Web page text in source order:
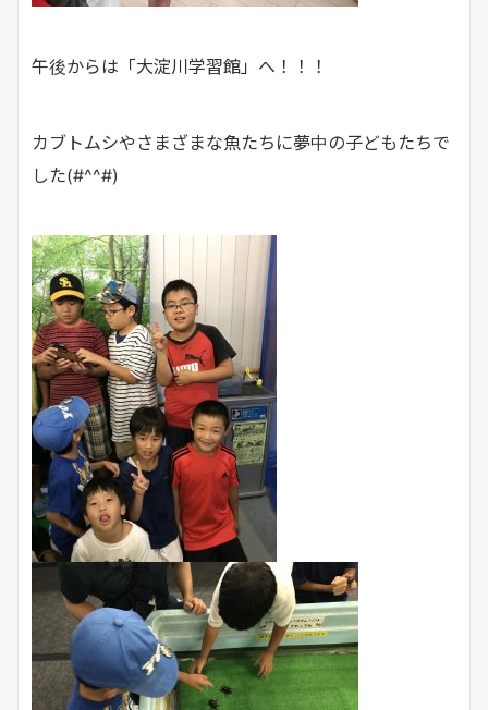
午後からは「大淀川学習館」へ！！！
カブトムシやさまざまな魚たちに夢中の子どもたちで
した(#^^#)